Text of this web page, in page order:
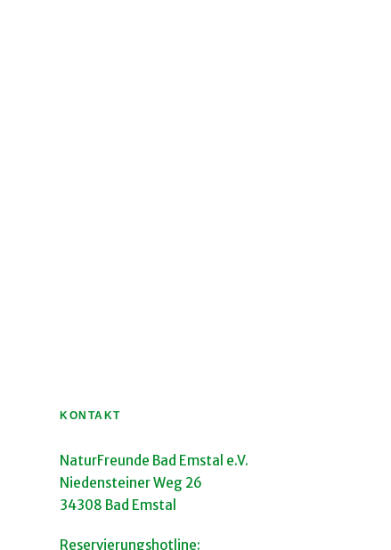
KONTAKT
NaturFreunde Bad Emstal e.V.
Niedensteiner Weg 26
34308 Bad Emstal
Reservierungshotline: